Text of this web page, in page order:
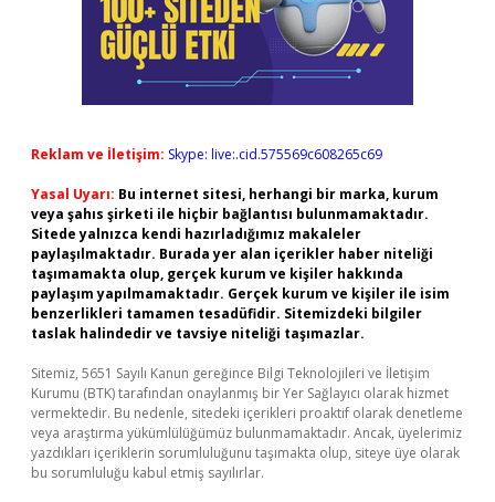
Reklam ve İletişim: Skype: live:.cid.575569c608265c69
Yasal Uyarı: Bu internet sitesi, herhangi bir marka, kurum
veya şahıs şirketi ile hiçbir bağlantısı bulunmamaktadır.
Sitede yalnızca kendi hazırladığımız makaleler
paylaşılmaktadır. Burada yer alan içerikler haber niteliği
taşımamakta olup, gerçek kurum ve kişiler hakkında
paylaşım yapılmamaktadır. Gerçek kurum ve kişiler ile isim
benzerlikleri tamamen tesadüfidir. Sitemizdeki bilgiler
taslak halindedir ve tavsiye niteliği taşımazlar.
Sitemiz, 5651 Sayılı Kanun gereğince Bilgi Teknolojileri ve İletişim
Kurumu (BTK) tarafından onaylanmış bir Yer Sağlayıcı olarak hizmet
vermektedir. Bu nedenle, sitedeki içerikleri proaktif olarak denetleme
veya araştırma yükümlülüğümüz bulunmamaktadır. Ancak, üyelerimiz
yazdıkları içeriklerin sorumluluğunu taşımakta olup, siteye üye olarak
bu sorumluluğu kabul etmiş sayılırlar.